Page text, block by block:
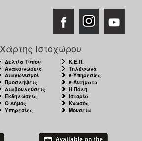
Χάρτης Ιστοχώρου
Δελτία Τύπου
Ανακοινώσεις
Διαγωνισμοί
Προσλήψεις
Διαβουλεύσεις
Εκδηλώσεις
Ο Δήμος
Υπηρεσίες
Κ.Ε.Π.
Τηλέφωνα
e-Υπηρεσίες
e-Αιτήματα
Η Πόλη
Ιστορία
Κνωσός
Μουσεία